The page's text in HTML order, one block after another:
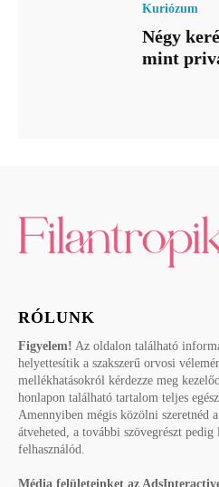
Kuriózum
Négy
mint
RÓLUNK
Figyelem! Az oldalon található
helyettesítik a szakszerű orvosi
mellékhatásokról kérdezze meg
honlapon található tartalom teljes
Amennyiben mégis közölni szeretnéd
átveheted, a további szövegrészt
felhasználód.
Média felületeinket az